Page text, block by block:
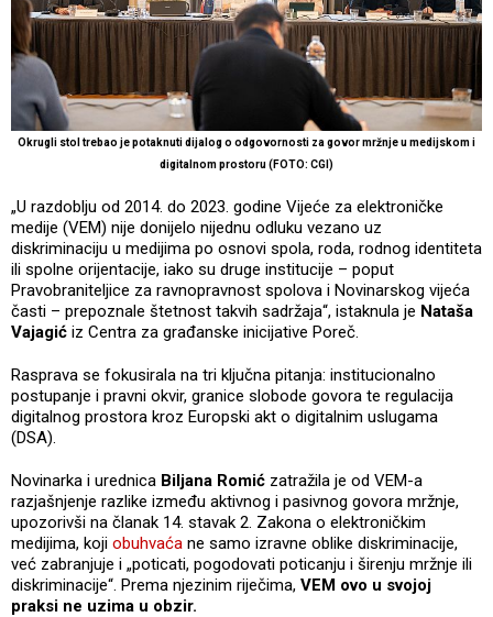
Okrugli stol trebao je potaknuti dijalog o odgovornosti za govor mržnje u medijskom i
digitalnom prostoru (FOTO: CGI)
„U razdoblju od 2014. do 2023. godine Vijeće za elektroničke
medije (VEM) nije donijelo nijednu odluku vezano uz
diskriminaciju u medijima po osnovi spola, roda, rodnog identiteta
ili spolne orijentacije, iako su druge institucije – poput
Pravobraniteljice za ravnopravnost spolova i Novinarskog vijeća
časti – prepoznale štetnost takvih sadržaja“, istaknula je Nataša
Vajagić iz Centra za građanske inicijative Poreč.
Rasprava se fokusirala na tri ključna pitanja: institucionalno
postupanje i pravni okvir, granice slobode govora te regulacija
digitalnog prostora kroz Europski akt o digitalnim uslugama
(DSA).
Novinarka i urednica Biljana Romić zatražila je od VEM-a
razjašnjenje razlike između aktivnog i pasivnog govora mržnje,
upozorivši na članak 14. stavak 2. Zakona o elektroničkim
medijima, koji obuhvaća ne samo izravne oblike diskriminacije,
već zabranjuje i „poticati, pogodovati poticanju i širenju mržnje ili
diskriminacije“. Prema njezinim riječima, VEM ovo u svojoj
praksi ne uzima u obzir.